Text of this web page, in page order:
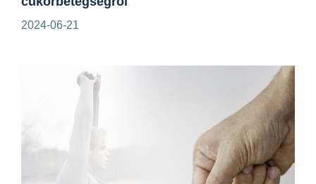
2024-06-21